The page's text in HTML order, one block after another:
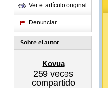
Ver el artículo original
Denunciar
Sobre el autor
Kovua
259 veces
compartido